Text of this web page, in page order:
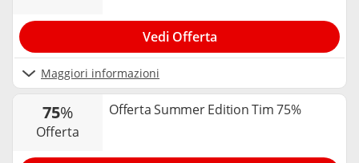
Maggiori informazioni
Vedi Offerta
75%
offerta
Offerta Summer Edition Tim 75%